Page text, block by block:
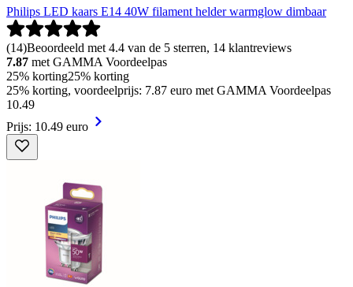
Philips LED kaars E14 40W filament helder warmglow dimbaar
(14)Beoordeeld met 4.4 van de 5 sterren, 14 klantreviews
7.87 met GAMMA Voordeelpas
25% korting25% korting
25% korting, voordeelprijs: 7.87 euro met GAMMA Voordeelpas
10.49
Prijs: 10.49 euro